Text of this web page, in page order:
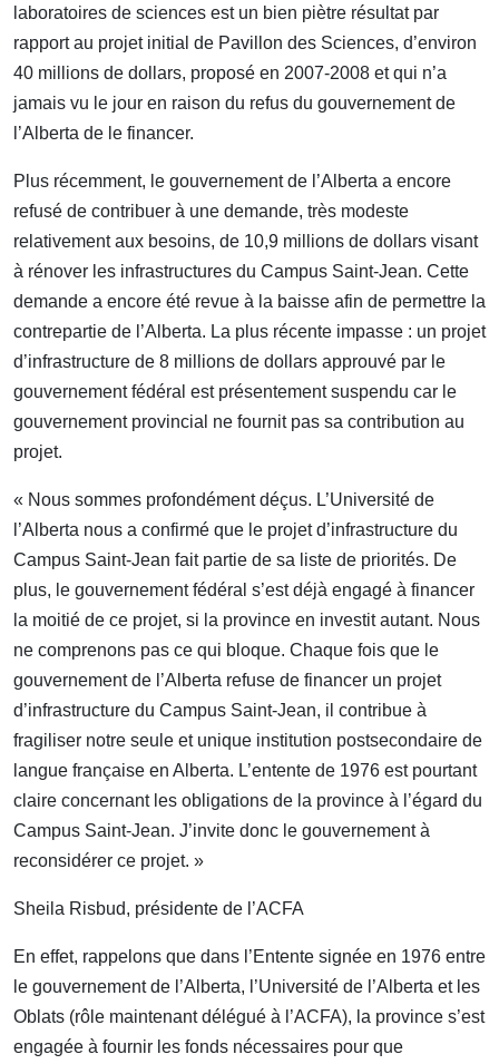
laboratoires de sciences est un bien piètre résultat par
rapport au projet initial de Pavillon des Sciences, d’environ
40 millions de dollars, proposé en 2007-2008 et qui n’a
jamais vu le jour en raison du refus du gouvernement de
l’Alberta de le financer.
Plus récemment, le gouvernement de l’Alberta a encore
refusé de contribuer à une demande, très modeste
relativement aux besoins, de 10,9 millions de dollars visant
à rénover les infrastructures du Campus Saint-Jean. Cette
demande a encore été revue à la baisse afin de permettre la
contrepartie de l’Alberta. La plus récente impasse : un projet
d’infrastructure de 8 millions de dollars approuvé par le
gouvernement fédéral est présentement suspendu car le
gouvernement provincial ne fournit pas sa contribution au
projet.
« Nous sommes profondément déçus. L’Université de
l’Alberta nous a confirmé que le projet d’infrastructure du
Campus Saint-Jean fait partie de sa liste de priorités. De
plus, le gouvernement fédéral s’est déjà engagé à financer
la moitié de ce projet, si la province en investit autant. Nous
ne comprenons pas ce qui bloque. Chaque fois que le
gouvernement de l’Alberta refuse de financer un projet
d’infrastructure du Campus Saint-Jean, il contribue à
fragiliser notre seule et unique institution postsecondaire de
langue française en Alberta. L’entente de 1976 est pourtant
claire concernant les obligations de la province à l’égard du
Campus Saint-Jean. J’invite donc le gouvernement à
reconsidérer ce projet. »
Sheila Risbud, présidente de l’ACFA
En effet, rappelons que dans l’Entente signée en 1976 entre
le gouvernement de l’Alberta, l’Université de l’Alberta et les
Oblats (rôle maintenant délégué à l’ACFA), la province s’est
engagée à fournir les fonds nécessaires pour que